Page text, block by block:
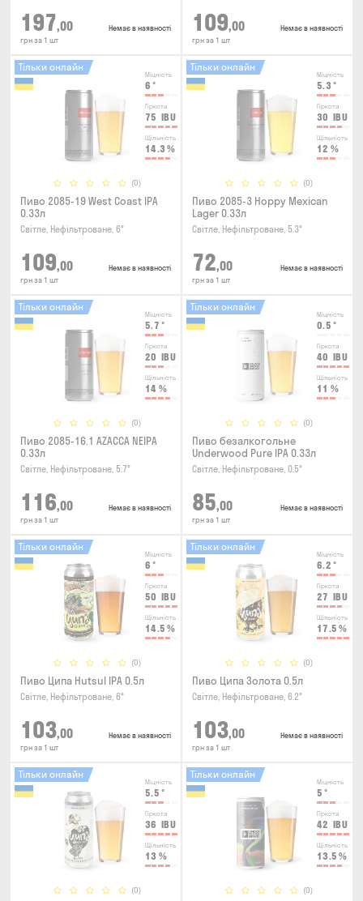
197,00
грн за 1 шт
Немає в наявності 109,00
грн за 1 шт
Немає в наявності
Міцність
6 °
Гіркота
75 IBU
Щільність
14.3 %
(0)
Тільки онлайн
Пиво 2085-19 West Coast IPA
0.33л
Світле, Нефільтроване, 6°
109,00
грн за 1 шт
Немає в наявності
Міцність
5.3 °
Гіркота
30 IBU
Щільність
12 %
(0)
Тільки онлайн
Пиво 2085-3 Hoppy Mexican
Lager 0.33л
Світле, Нефільтроване, 5.3°
72,00
грн за 1 шт
Немає в наявності
Міцність
5.7 °
Гіркота
20 IBU
Щільність
14 %
(0)
Тільки онлайн
Пиво 2085-16.1 AZACCA NEIPA
0.33л
Світле, Нефільтроване, 5.7°
116,00
грн за 1 шт
Немає в наявності
Міцність
0.5 °
Гіркота
40 IBU
Щільність
11 %
(0)
Тільки онлайн
Пиво безалкогольне
Underwood Pure IPA 0.33л
Світле, Нефільтроване, 0.5°
85,00
грн за 1 шт
Немає в наявності
Міцність
6 °
Гіркота
50 IBU
Щільність
14.5 %
(0)
Тільки онлайн
Пиво Ципа Hutsul IPA 0.5л
Світле, Нефільтроване, 6°
103,00
грн за 1 шт
Немає в наявності
Міцність
6.2 °
Гіркота
27 IBU
Щільність
17.5 %
(0)
Тільки онлайн
Пиво Ципа Золота 0.5л
Світле, Нефільтроване, 6.2°
103,00
грн за 1 шт
Немає в наявності
Міцність
5.5 °
Гіркота
36 IBU
Щільність
13 %
(0)
Тільки онлайн
Міцність
5 °
Гіркота
42 IBU
Щільність
13.5 %
(0)
Тільки онлайн